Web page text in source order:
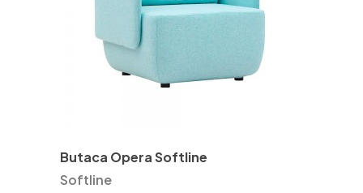
Butaca Opera Softline
Softline